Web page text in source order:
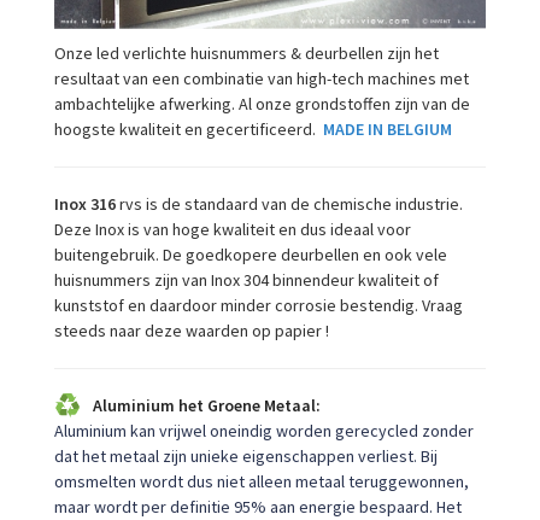
Onze led verlichte huisnummers & deurbellen zijn het
resultaat van een combinatie van high-tech machines met
ambachtelijke afwerking. Al onze grondstoffen zijn van de
hoogste kwaliteit en gecertificeerd. MADE IN BELGIUM
Inox 316rvs is de standaard van de chemische industrie.
Deze Inox is van hoge kwaliteit en dus ideaal voor
buitengebruik. De goedkopere deurbellen en ook vele
huisnummers zijn van Inox 304 binnendeur kwaliteit of
kunststof en daardoor minder corrosie bestendig. Vraag
steeds naar deze waarden op papier !
Aluminium het Groene Metaal:
Aluminium kan vrijwel oneindig worden gerecycled zonder
dat het metaal zijn unieke eigenschappen verliest. Bij
omsmelten wordt dus niet alleen metaal teruggewonnen,
maar wordt per definitie 95% aan energie bespaard. Het